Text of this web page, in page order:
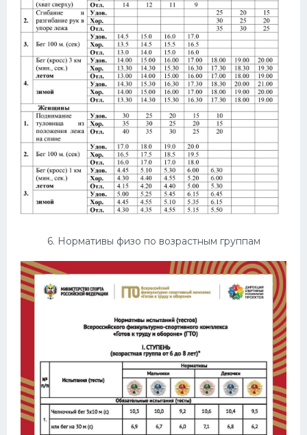
6. Нормативы физо по возрастным группам